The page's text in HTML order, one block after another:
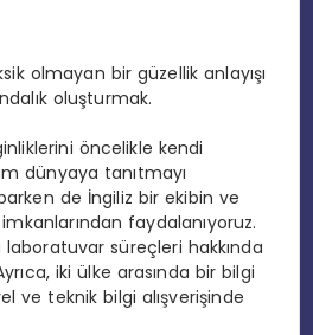
olmayan bir güzellik anlayışı
oluşturmak.
öncelikle kendi
dünyaya tanıtmayı
de İngiliz bir ekibin ve
faydalanıyoruz.
laboratuvar süreçleri hakkında
iki ülke arasında bir bilgi
ve teknik bilgi alışverişinde